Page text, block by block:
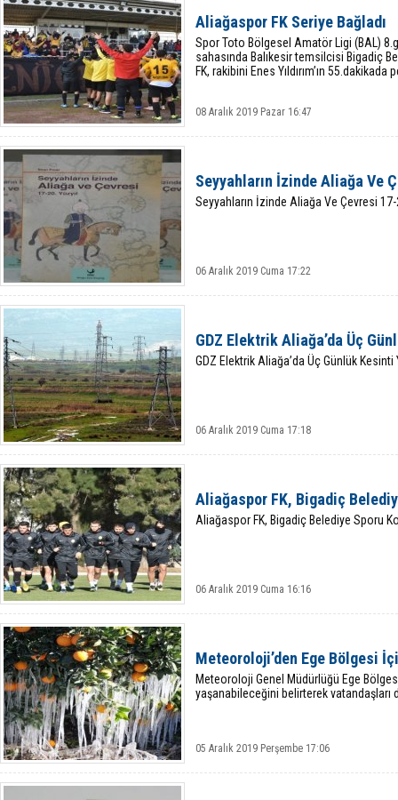
Aliağaspor FK Seriye Bağladı
Spor Toto Bölgesel Amatör Ligi (BAL)
sahasında Balıkesir temsilcisi Bigadiç
FK, rakibini Enes Yıldırım’ın
08 Aralık 2019 Pazar 16:47
Seyyahların İzinde Aliağa Ve
Seyyahların İzinde Aliağa Ve Çevresi 17-
06 Aralık 2019 Cuma 17:22
GDZ Elektrik Aliağa’da Üç
GDZ Elektrik Aliağa’da Üç Günlük Kesinti
06 Aralık 2019 Cuma 17:18
Aliağaspor FK, Bigadiç
Aliağaspor FK, Bigadiç Belediye Sporu
06 Aralık 2019 Cuma 16:16
Meteoroloji’den Ege Bölgesi
Meteoroloji Genel Müdürlüğü Ege
yaşanabileceğini belirterek vatandaşları
05 Aralık 2019 Perşembe 17:06